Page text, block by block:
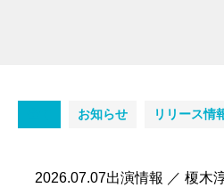
お知らせ リリース情
2026.07.07出演情報 ／ 榎木